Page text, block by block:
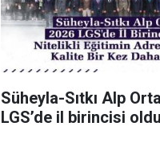
Süheyla-Sıtkı Alp
LGS’de il birincisi oldu